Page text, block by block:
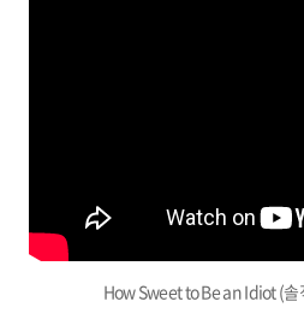
How Sweet to Be an Idiot (솔